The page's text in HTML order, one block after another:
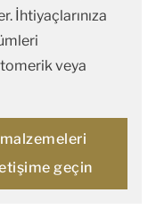
İhtiyaçlarınıza
veya
malzemeleri
geçin